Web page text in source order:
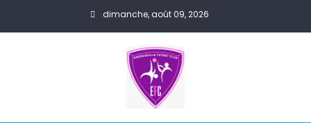
dimanche, août 09, 2026